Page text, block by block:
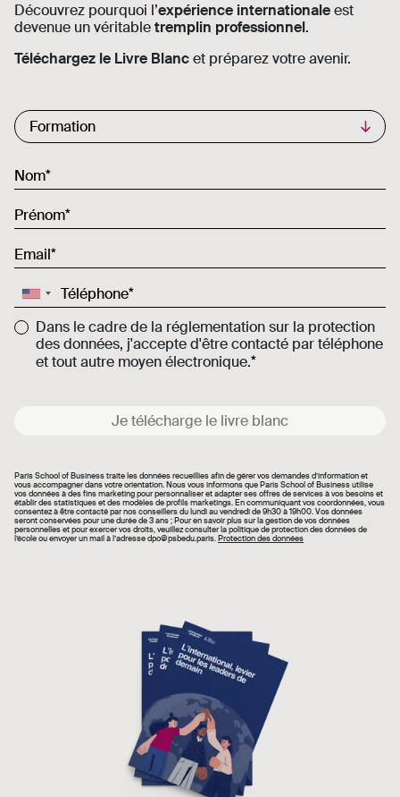
Découvrez pourquoi l’expérience internationaleest
devenue un véritabletremplin professionnel.
Téléchargez le Livre Blancet préparez votre avenir.
Commercial List
Formation
Nom
Prénom
Email
Téléphone
Dans le cadre de la réglementation sur la protection
des données, j'accepte d'être contacté par téléphone
et tout autre moyen électronique.
Je télécharge le livre blanc
Paris School of Business traite les données recueillies afin de gérer vos demandes d’information et
vous accompagner dans votre orientation. Nous vous informons que Paris School of Business utilise
vos données à des fins marketing pour personnaliser et adapter ses offres de services à vos besoins et
établir des statistiques et des modèles de profils marketings. En communiquant vos coordonnées, vous
consentez à être contacté par nos conseillers du lundi au vendredi de 9h30 à 19h00. Vos données
seront conservées pour une durée de 3 ans ; Pour en savoir plus sur la gestion de vos données
personnelles et pour exercer vos droits, veuillez consulter la politique de protection des données de
l’école ou envoyer un mail à l’adresse dpo@psbedu.paris. Protection des données